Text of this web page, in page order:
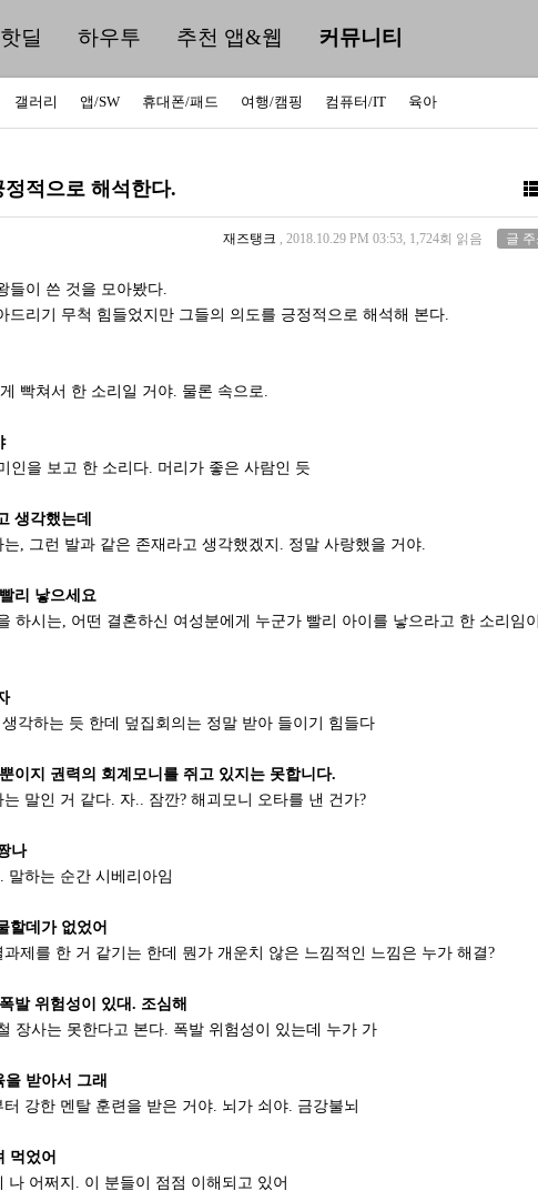
딜 하우투 추천 앱&웹 커뮤니티
갤러리 앱/SW 휴대폰/패드 여행/캠핑 컴퓨터/IT 육아
적으로 해석한다.
재즈탱크 , 2018.10.29 PM 03:53, 1,724회 읽음 글 주
들이 쓴 것을 모아봤다.
드리기 무척 힘들었지만 그들의 의도를 긍정적으로 해석해 본다.
빡쳐서 한 소리일 거야. 물론 속으로.
인을 보고 한 소리다. 머리가 좋은 사람인 듯
생각했는데
, 그런 발과 같은 존재라고 생각했겠지. 정말 사랑했을 거야.
리 낳으세요
하시는, 어떤 결혼하신 여성분에게 누군가 빨리 아이를 낳으라고 한 소리임이
각하는 듯 한데 덮집회의는 정말 받아 들이기 힘들다
이지 권력의 회계모니를 쥐고 있지는 못합니다.
말인 거 같다. 자.. 잠깐? 해괴모니 오타를 낸 건가?
나
말하는 순간 시베리아임
할데가 없었어
제를 한 거 같기는 한데 뭔가 개운치 않은 느낌적인 느낌은 누가 해결?
발 위험성이 있대. 조심해
장사는 못한다고 본다. 폭발 위험성이 있는데 누가 가
받아서 그래
강한 멘탈 훈련을 받은 거야. 뇌가 쇠야. 금강불뇌
먹었어
어쩌지. 이 분들이 점점 이해되고 있어